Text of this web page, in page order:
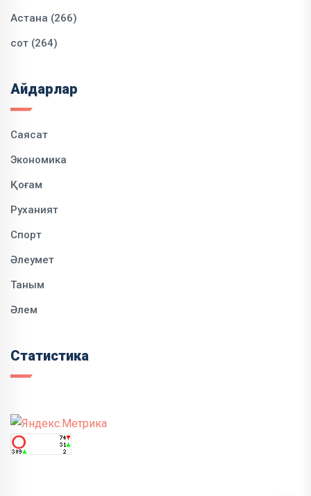
Астана (266)
сот (264)
Айдарлар
Саясат
Экономика
Қоғам
Руханият
Спорт
Әлеумет
Таным
Әлем
Статистика